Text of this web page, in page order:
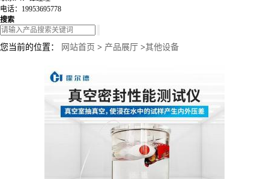
电话：19953695778
搜索
您当前的位置： 网站首页 > 产品展厅 >其他设备